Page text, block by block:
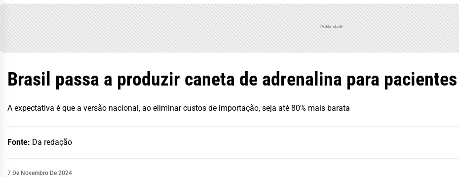
Publicidade
Brasil passa a produzir caneta de adrenalina para
A expectativa é que a versão nacional, ao eliminar custos de importação, seja até 80% mais barata
Fonte: Da redação
7 De Novembro De 2024